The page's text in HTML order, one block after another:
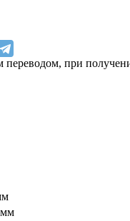
при